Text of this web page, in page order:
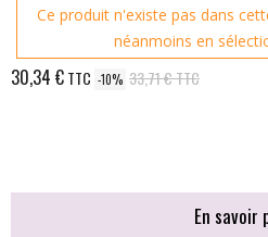
Ce produit n'existe pas dans
néanmoins en
30,34 €TTC -10% 33,71 €TTC
En savoir